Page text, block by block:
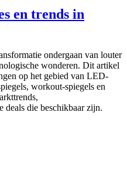
en trends in
ondergaan van louter
wonderen. Dit artikel
op het gebied van LED-
workout-spiegels en
deals die beschikbaar zijn.